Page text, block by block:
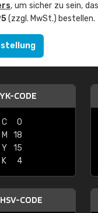
, um sicher zu sein,
(zzgl. MwSt.) bestellen.
CODE
C
0
M
18
Y
15
K
4
CODE